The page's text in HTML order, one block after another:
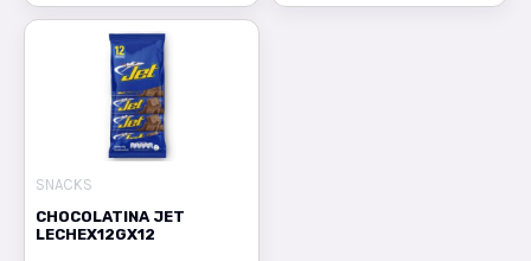
SNACKS
CHOCOLATINA JET
LECHEX12GX12